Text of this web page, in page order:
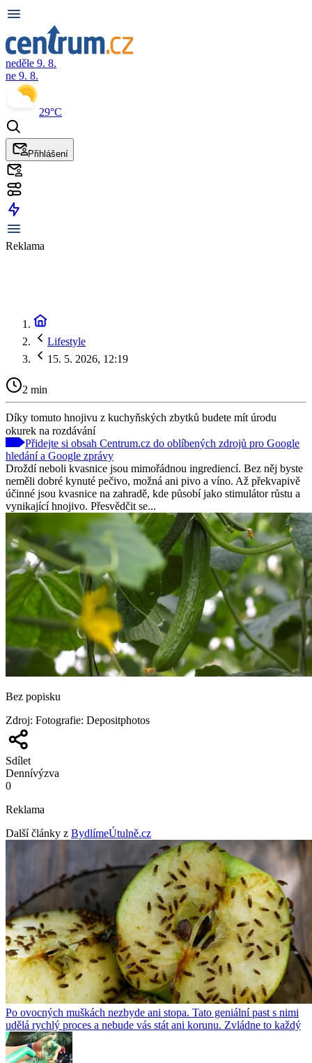
neděle 9. 8.
ne 9. 8.
29°C
Přihlášení
Reklama
Lifestyle
15. 5. 2026, 12:19
2 min
Díky tomuto hnojivu z kuchyňských zbytků budete mít úrodu
okurek na rozdávání
Přidejte si obsah Centrum.cz do oblíbených zdrojů pro Google
hledání a Google zprávy
Droždí neboli kvasnice jsou mimořádnou ingrediencí. Bez něj byste
neměli dobré kynuté pečivo, možná ani pivo a víno. Až překvapivě
účinné jsou kvasnice na zahradě, kde působí jako stimulátor růstu a
vynikající hnojivo. Přesvědčit se...
Bez popisku
Zdroj: Fotografie: Depositphotos
Sdílet
Dennívýzva
0
Reklama
Další články z BydlímeÚtulně.cz
Po ovocných muškách nezbyde ani stopa. Tato geniální past s nimi
udělá rychlý proces a nebude vás stát ani korunu. Zvládne to každý